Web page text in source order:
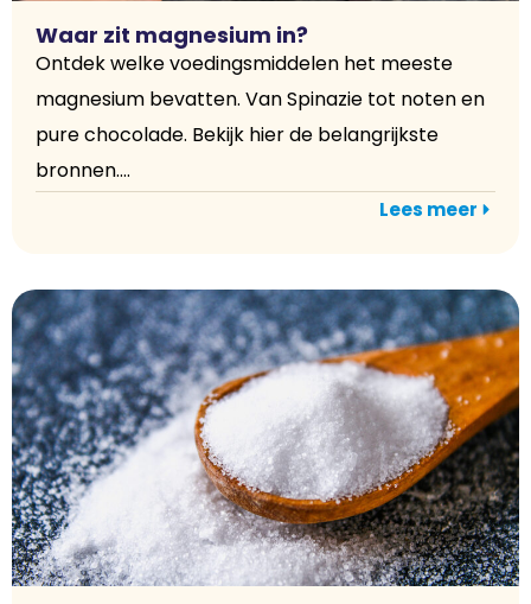
Waar zit magnesium in?
Ontdek welke voedingsmiddelen het meeste
magnesium bevatten. Van Spinazie tot noten en
pure chocolade. Bekijk hier de belangrijkste
bronnen....
Lees meer